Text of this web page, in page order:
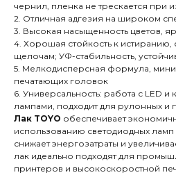
чернил, пленка не трескается при
2. Отличная адгезия на широком
3. Высокая насыщенность цветов,
4. Хорошая стойкость к истиранию,
щелочам; УФ-стабильность,
5. Мелкодисперсная формула,
печатающих головок
6. Универсальность: работа с LED
лампами, подходит для рулонных и
Лак TOYO обеспечивает
использованию светодиодных ламп
снижает энергозатраты и
лак идеально подходят для
принтеров и высокоскоростной